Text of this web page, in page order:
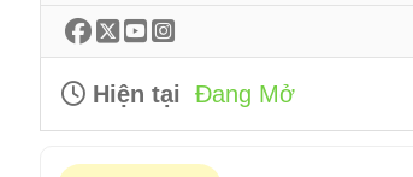
Hiện tại Đang Mở